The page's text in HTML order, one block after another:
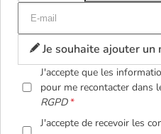
Je souhaite ajouter un
J'accepte que les
pour me recontacter dans
RGPD
J'accepte de recevoir les